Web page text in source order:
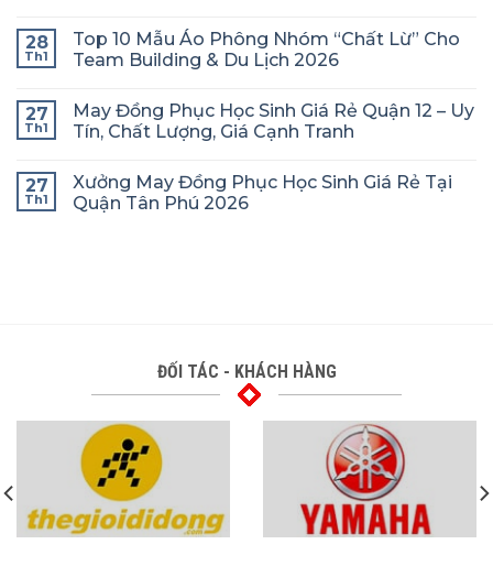
28
Th1
Top 10 Mẫu Áo Phông Nhóm “Chất Lừ” Cho
Team Building & Du Lịch 2026
27
Th1
May Đồng Phục Học Sinh Giá Rẻ Quận 12 – Uy
Tín, Chất Lượng, Giá Cạnh Tranh
27
Th1
Xưởng May Đồng Phục Học Sinh Giá Rẻ Tại
Quận Tân Phú 2026
ĐỐI TÁC - KHÁCH HÀNG